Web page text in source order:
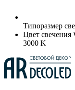
Типоразмер
Цвет свечения
3000 K